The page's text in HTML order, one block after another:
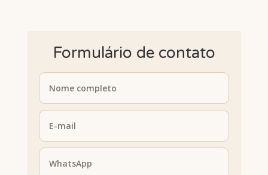
Formulário de contato